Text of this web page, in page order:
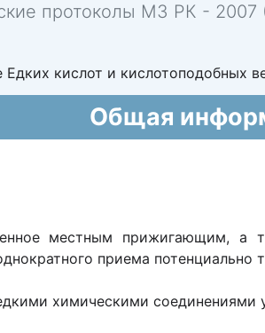
протоколы МЗ РК -
Едких кислот и кислотоподобных
Общая
местным прижигающим,
приема потенциально
химическими соединениями